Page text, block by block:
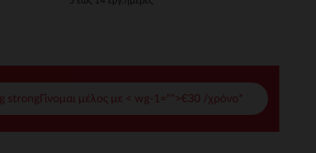
strongΓίνομαι μέλος με < wg-1="">€30 /χρόνο*